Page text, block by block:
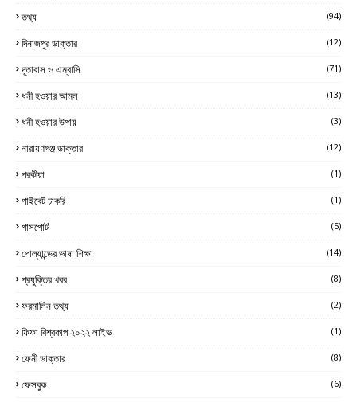
তথ্য (94)
দিনাজপুর ডাক্তার (12)
দূতাবাস ও এম্বাসি (71)
ধনী হওয়ার আমল (13)
ধনী হওয়ার উপায় (3)
নারায়ণগঞ্জ ডাক্তার (12)
পরকীয়া (1)
পাইবেট চাকরি (1)
পাসপোর্ট (5)
পোল্যান্ডের ভাষা শিক্ষা (14)
প্রযুক্তির খবর (8)
ফরমালিন তথ্য (2)
ফিফা বিশ্বকাপ ২০২২ লাইভ (1)
ফেনী ডাক্তার (8)
ফেসবুক (6)